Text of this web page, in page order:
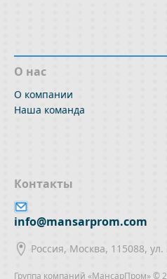
О нас
О компании
Наша команда
Контакты
info@mansarprom.com
Россия, Москва, 115088,
Группа компаний «МансарПром» ©